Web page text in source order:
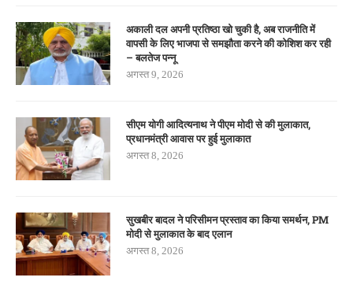
अकाली दल अपनी प्रतिष्ठा खो चुकी है, अब राजनीति में
वापसी के लिए भाजपा से समझौता करने की कोशिश कर रही
– बलतेज पन्नू
अगस्त 9, 2026
सीएम योगी आदित्यनाथ ने पीएम मोदी से की मुलाकात,
प्रधानमंत्री आवास पर हुई मुलाकात
अगस्त 8, 2026
सुखबीर बादल ने परिसीमन प्रस्ताव का किया समर्थन, PM
मोदी से मुलाकात के बाद एलान
अगस्त 8, 2026